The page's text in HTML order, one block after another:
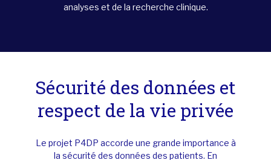
analyses et de la recherche clinique.
Sécurité des données et
respect de la vie privée
Le projet P4DP accorde une grande importance à
la sécurité des données des patients. En